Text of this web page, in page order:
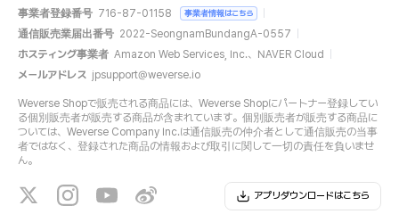
事業者登録番号 716-87-01158 事業者情報はこちら
通信販売業届出番号 2022-SeongnamBundangA-0557
ホスティング事業者 Amazon Web Services, Inc.、NAVER Cloud
メールアドレス jpsupport@weverse.io
Weverse Shopで販売される商品には、Weverse Shopにパートナー登録してい
る個別販売者が販売する商品が含まれています。個別販売者が販売する商品に
ついては、Weverse Company Inc.は通信販売の仲介者として通信販売の当事
者ではなく、登録された商品の情報および取引に関して一切の責任を負いませ
ん。
アプリダウンロードはこちら